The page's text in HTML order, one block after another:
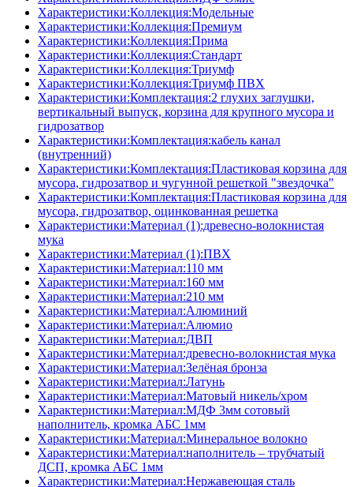
Характеристики:Коллекция:Модельные
Характеристики:Коллекция:Премиум
Характеристики:Коллекция:Прима
Характеристики:Коллекция:Стандарт
Характеристики:Коллекция:Триумф
Характеристики:Коллекция:Триумф ПВХ
Характеристики:Комплектация:2 глухих заглушки,
вертикальный выпуск, корзина для крупного мусора и
гидрозатвор
Характеристики:Комплектация:кабель канал
(внутренний)
Характеристики:Комплектация:Пластиковая корзина для
мусора, гидрозатвор и чугунной решеткой "звездочка"
Характеристики:Комплектация:Пластиковая корзина для
мусора, гидрозатвор, оцинкованная решетка
Характеристики:Материал (1):древесно-волокнистая
мука
Характеристики:Материал (1):ПВХ
Характеристики:Материал:110 мм
Характеристики:Материал:160 мм
Характеристики:Материал:210 мм
Характеристики:Материал:Алюминий
Характеристики:Материал:Алюмио
Характеристики:Материал:ДВП
Характеристики:Материал:древесно-волокнистая мука
Характеристики:Материал:Зелёная бронза
Характеристики:Материал:Латунь
Характеристики:Материал:Матовый никель/хром
Характеристики:Материал:МДФ 3мм сотовый
наполнитель, кромка AБC 1мм
Характеристики:Материал:Минеральное волокно
Характеристики:Материал:наполнитель – трубчатый
ДСП, кромка AБC 1мм
Характеристики:Материал:Нержавеющая сталь